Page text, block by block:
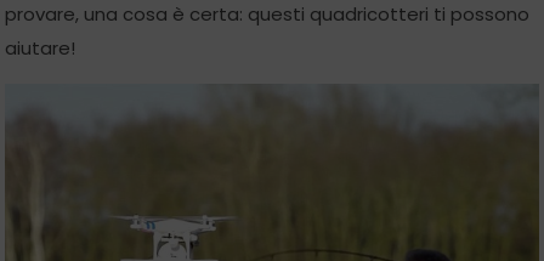
provare, una cosa è certa: questi quadricotteri ti possono
aiutare!